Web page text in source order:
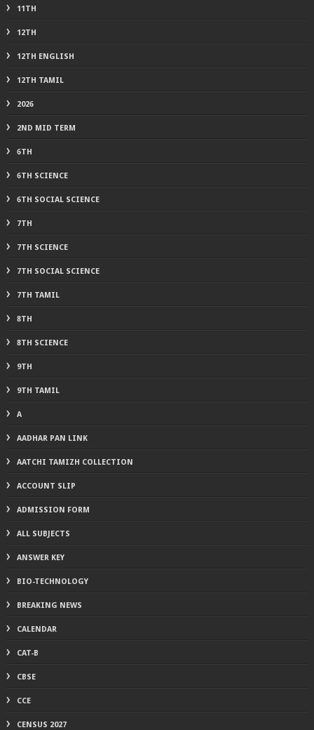
11TH
12TH
12TH ENGLISH
12TH TAMIL
2026
2ND MID TERM
6TH
6TH SCIENCE
6TH SOCIAL SCIENCE
7TH
7TH SCIENCE
7TH SOCIAL SCIENCE
7TH TAMIL
8TH
8TH SCIENCE
9TH
9TH TAMIL
A
AADHAR PAN LINK
AATCHI TAMIZH COLLECTION
ACCOUNT SLIP
ADMISSION FORM
ALL SUBJECTS
ANSWER KEY
BIO-TECHNOLOGY
BREAKING NEWS
CALENDAR
CAT-B
CBSE
CCE
CENSUS 2027